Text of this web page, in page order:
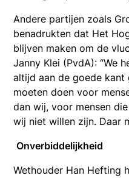
Andere partijen zoals
benadrukten dat Het
blijven maken om de
Janny Klei (PvdA): “We
altijd aan de goede kant
moeten doen voor
dan wij, voor mensen
wij niet willen zijn. Daar
Onverbiddelijkheid
Wethouder Han Hefting